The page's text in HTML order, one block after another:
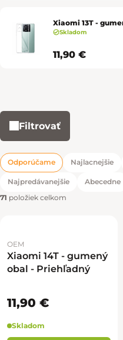
Xiaomi 13T -
Skladom
11,90 €
Filtrovať
Radenie
Odporúčame Najlacnejšie
Najpredávanejšie
Abecedne
71 položiek celkom
Výpis produktov
OEM
Xiaomi 14T - gumený
obal - Priehľadný
11,90 €
Skladom